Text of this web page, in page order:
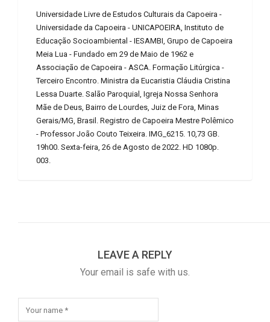
Universidade Livre de Estudos Culturais da Capoeira -
Universidade da Capoeira - UNICAPOEIRA, Instituto de
Educação Socioambiental - IESAMBI, Grupo de Capoeira
Meia Lua - Fundado em 29 de Maio de 1962 e
Associação de Capoeira - ASCA. Formação Litúrgica -
Terceiro Encontro. Ministra da Eucaristia Cláudia Cristina
Lessa Duarte. Salão Paroquial, Igreja Nossa Senhora
Mãe de Deus, Bairro de Lourdes, Juiz de Fora, Minas
Gerais/MG, Brasil. Registro de Capoeira Mestre Polêmico
- Professor João Couto Teixeira. IMG_6215. 10,73 GB.
19h00. Sexta-feira, 26 de Agosto de 2022. HD 1080p.
003.
LEAVE A REPLY
Your email is safe with us.